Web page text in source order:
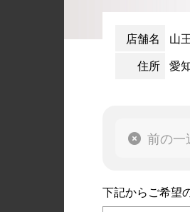
店舗名
山
住所 愛
前の一
下記からご希望